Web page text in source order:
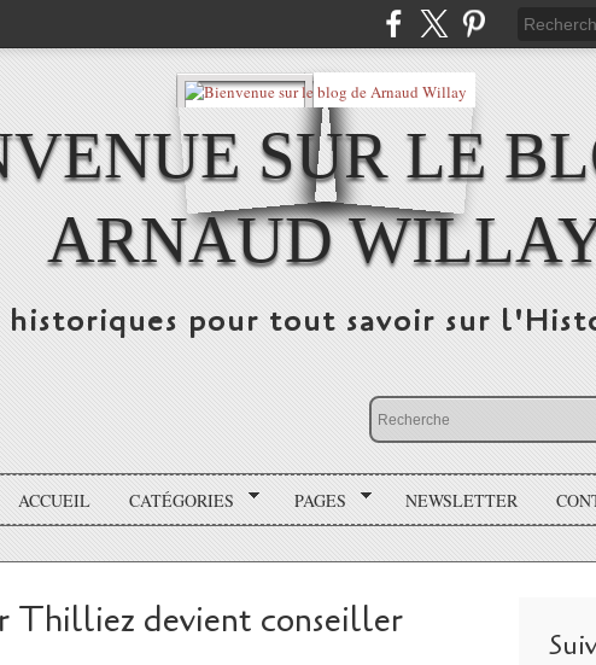
SUR LE
ARNAUD
historiques pour tout savoir sur
ACCUEIL CATÉGORIES PAGES NEWSLETTER
Thilliez devient conseiller